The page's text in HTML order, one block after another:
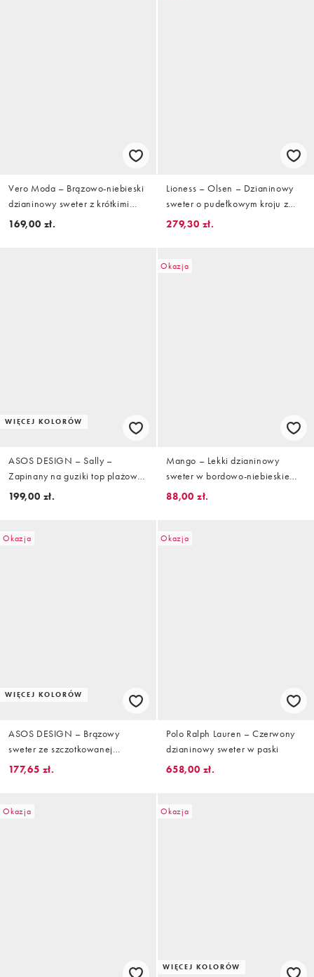
Vero Moda – Brązowo-niebieski
dzianinowy sweter z krótkimi
rękawami w paski
169,00 zł.
Lioness – Olsen – Dzianinowy
sweter o pudełkowym kroju z
długimi rękawami i szalikiem z
279,30 zł.
WIĘCEJ KOLORÓW
ASOS DESIGN – Sally –
Zapinany na guziki top plażowy
z dzianiny w czerwone paski,
199,00 zł.
Okazja
Mango – Lekki dzianinowy
sweter w bordowo-niebieskie
paski
88,00 zł.
Okazja
WIĘCEJ KOLORÓW
ASOS DESIGN – Brązowy
sweter ze szczotkowanej
dzianiny w paski
177,65 zł.
Okazja
Polo Ralph Lauren – Czerwony
dzianinowy sweter w paski
658,00 zł.
Okazja Okazja
WIĘCEJ KOLORÓW